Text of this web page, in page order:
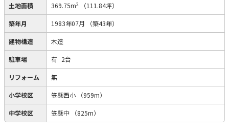
土地面積 369.75m2 （111.84坪）
築年月 1983年07月 （築43年）
建物構造 木造
駐車場 有 2台
リフォーム 無
小学校区 笠懸西小 （959m）
中学校区 笠懸中 （825m）